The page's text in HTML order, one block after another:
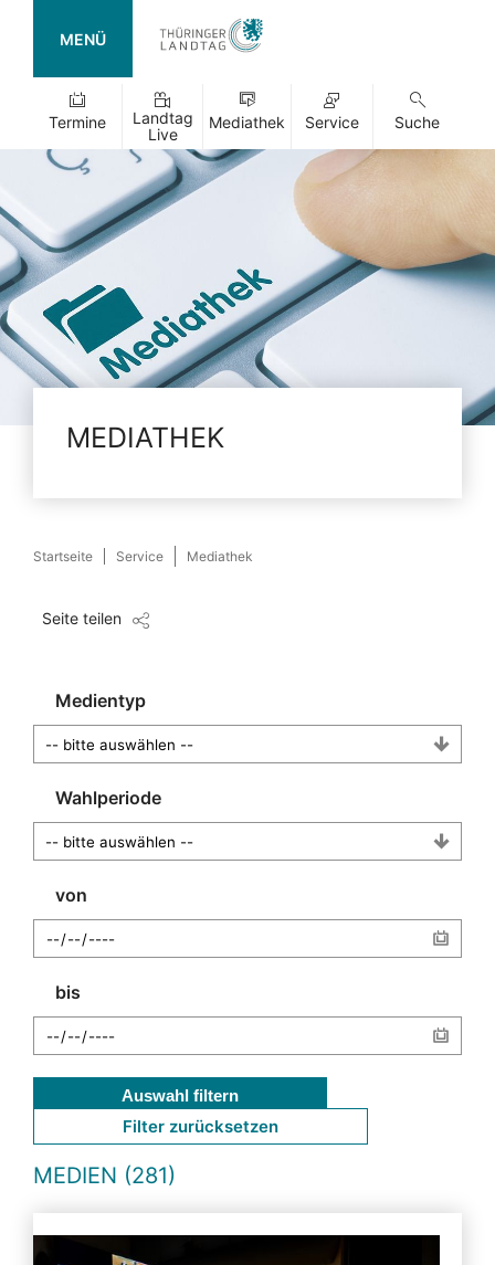
MENÜ
Termine
Landtag
Live
Mediathek Service Suche
MEDIATHEK
Startseite Service Mediathek
Seite teilen
Medientyp
Wahlperiode
von
bis
Auswahl filtern
Filter zurücksetzen
MEDIEN (281)